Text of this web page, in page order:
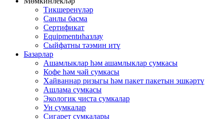
Тикшеренүләр
Санлы басма
Сертификат
Equipmentиһазлау
Сыйфатны тәэмин итү
Базарлар
Ашамлыклар һәм ашамлыклар сумкасы
Кофе һәм чәй сумкасы
Хайваннар ризыгы һәм пакет пакетын эшкәртү
Ашлама сумкасы
Экологик чиста сумкалар
Ун сумкалар
Сигарет сумкалары